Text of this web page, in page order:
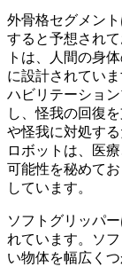
外骨格セグメン
すると予想され
トは、人間の身
に設計されてい
ハビリテーショ
し、怪我の回復
や怪我に対処す
ロボットは、医
可能性を秘めて
しています。
ソフトグリッパ
れています。ソ
い物体を幅広く